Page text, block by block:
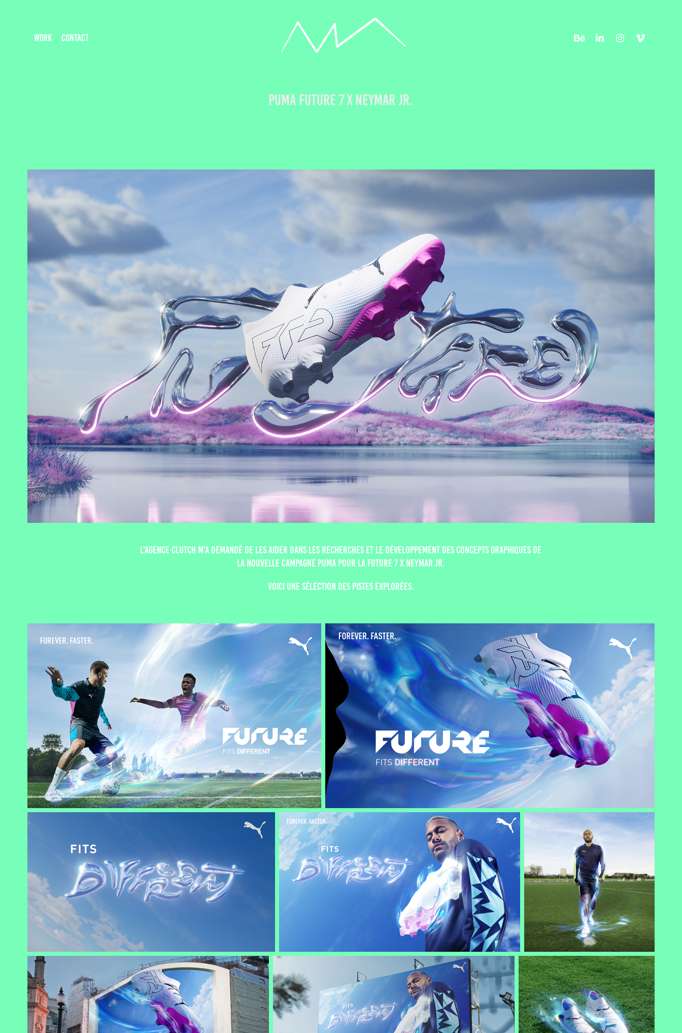
WORK CONTACT
PUMA FUTURE 7 x NEYMAR JR.
L'agence Clutch m'a demandé de les aider dans les recherches et le développement des concepts graphiques de
la nouvelle campagne Puma pour la Future 7 x Neymar Jr.
Voici une sélection des pistes explorées.